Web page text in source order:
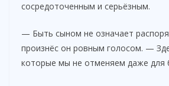
сосредоточенным и серьёзным.
— Быть сыном не означает
произнёс он ровным голосом. —
которые мы не отменяем даже для